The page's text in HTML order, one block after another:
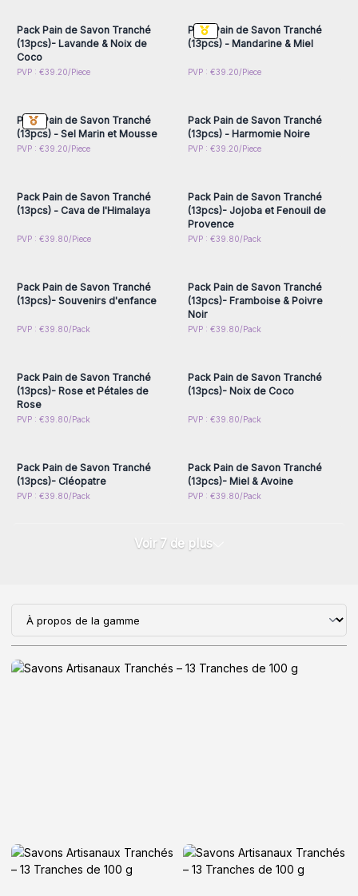
Pack Pain de Savon Tranché
(13pcs)- Lavande & Noix de
Coco
PVP : €39.20/Piece
Pack Pain de Savon Tranché
(13pcs) - Mandarine & Miel
PVP : €39.20/Piece
Connectez-vous ou
Pack Pain de Savon Tranché
(13pcs) - Sel Marin et Mousse
PVP : €39.20/Piece
Connectez-vous ou
Pack Pain de Savon Tranché
(13pcs) - Harmomie Noire
PVP : €39.20/Piece
Connectez-vous ou
Pack Pain de Savon Tranché
(13pcs) - Cava de l'Himalaya
PVP : €39.80/Piece
Connectez-vous ou
Pack Pain de Savon Tranché
(13pcs)- Jojoba et Fenouil de
Provence
PVP : €39.80/Pack
Connectez-vous ou
Pack Pain de Savon Tranché
(13pcs)- Souvenirs d'enfance
PVP : €39.80/Pack
Connectez-vous ou
Pack Pain de Savon Tranché
(13pcs)- Framboise & Poivre
Noir
PVP : €39.80/Pack
Connectez-vous ou
Pack Pain de Savon Tranché
(13pcs)- Rose et Pétales de
Rose
PVP : €39.80/Pack
Connectez-vous ou
Pack Pain de Savon Tranché
(13pcs)- Noix de Coco
PVP : €39.80/Pack
Connectez-vous ou
Pack Pain de Savon Tranché
(13pcs)- Cléopatre
PVP : €39.80/Pack
Connectez-vous ou
Pack Pain de Savon Tranché
(13pcs)- Miel & Avoine
PVP : €39.80/Pack
Voir 7 de plus